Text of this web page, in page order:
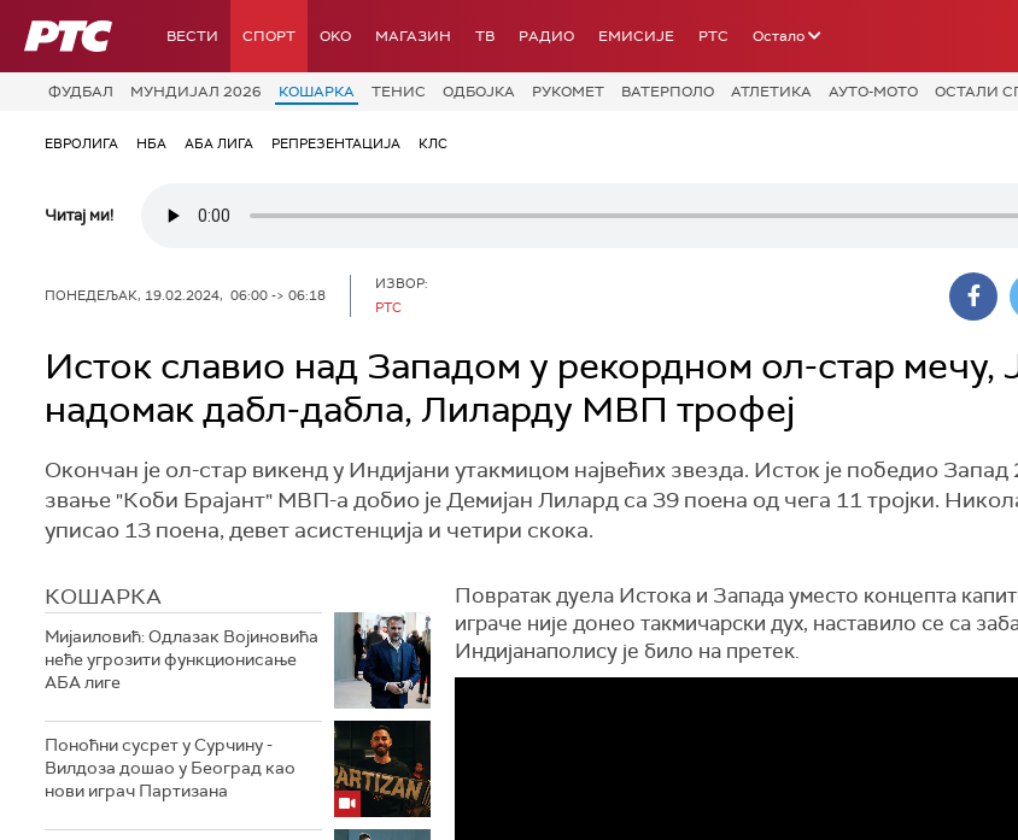
РТС ВЕСТИ СПОРТ OKO МАГАЗИН ТВ РАДИО ЕМИСИЈЕ РТС Остало
ФУДБАЛ МУНДИЈАЛ 2026 КОШАРКА ТЕНИС ОДБОЈКА РУКОМЕТ ВАТЕРПОЛО АТЛЕТИКА АУТО-МОТО ОСТАЛИ
ЕВРОЛИГА НБА АБА ЛИГА РЕПРЕЗЕНТАЦИЈА КЛС
Читај ми!
ПОНЕДЕЉАК, 19.02.2024, 06:00 -> 06:18
ИЗВОР:
РТС
Исток славио над Западом у рекордном ол-стар мечу,
надомак дабл-дабла, Лиларду МВП трофеј
Окончан је ол-стар викенд у Индијани утакмицом највећих звезда. Исток је победио Запад
звање "Коби Брајант" МВП-а добио је Демијан Лилард са 39 поена од чега 11 тројки.
уписао 13 поена, девет асистенција и четири скока.
КОШАРКА
Мијаиловић: Одлазак Војиновића
неће угрозити функционисање
АБА лиге
Поноћни сусрет у Сурчину -
Вилдоза дошао у Београд као
нови играч Партизана
Повратак дуела Истока и Запада уместо концепта
играче није донео такмичарски дух, наставило се са
Индијанаполису је било на претек.